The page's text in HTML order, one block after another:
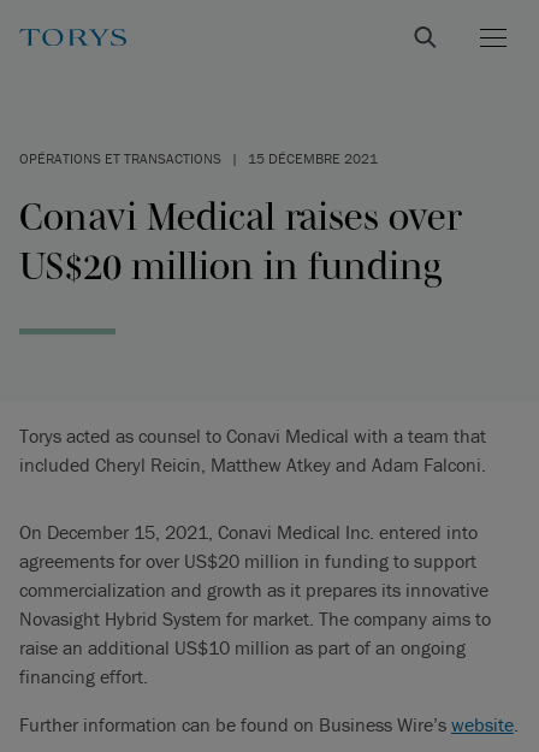
OPÉRATIONS ET TRANSACTIONS | 15 DÉCEMBRE 2021
Conavi Medical raises over
US$20 million in funding
Torys acted as counsel to Conavi Medical with a team that
included Cheryl Reicin, Matthew Atkey and Adam Falconi.
On December 15, 2021, Conavi Medical Inc. entered into
agreements for over US$20 million in funding to support
commercialization and growth as it prepares its innovative
Novasight Hybrid System for market. The company aims to
raise an additional US$10 million as part of an ongoing
financing effort.
Further information can be found on Business Wire’s website.